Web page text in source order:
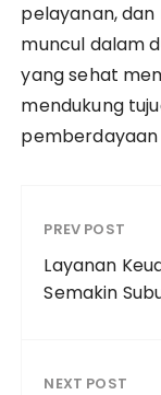
pelayanan,
muncul dalam
yang sehat
mendukung
PREV POST
Layanan
Semakin
NEXT POST